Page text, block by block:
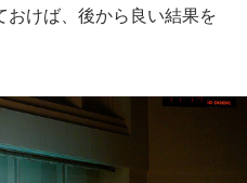
おけば、後から良い結果を